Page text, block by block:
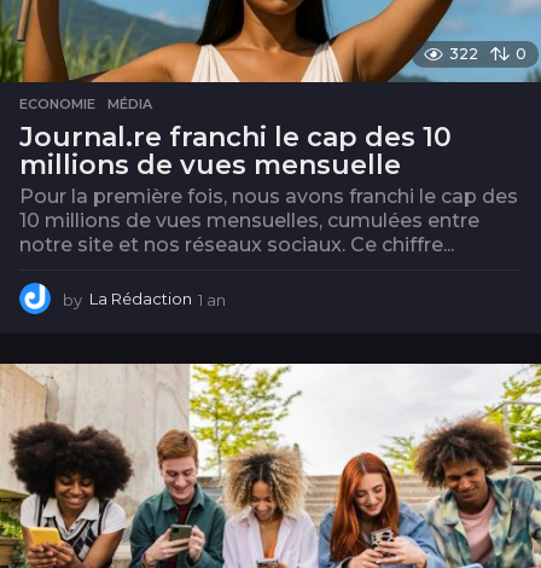
322 0
ECONOMIE ,MÉDIA
Journal.re franchi le cap des 10
millions de vues mensuelle
Pour la première fois, nous avons franchi le cap des
10 millions de vues mensuelles, cumulées entre
notre site et nos réseaux sociaux. Ce chiffre...
by La Rédaction 1 an